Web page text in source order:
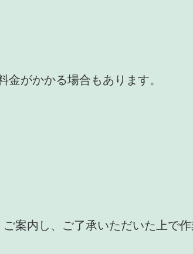
がかかる場合もあります。
案内し、ご了承いただいた上で作